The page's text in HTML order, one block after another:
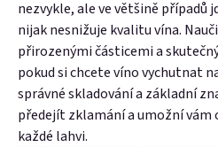
nezvykle, ale ve většině případů
nijak nesnižuje kvalitu vína.
přirozenými částicemi a
pokud si chcete víno vychutnat
správné skladování a základní
předejít zklamání a umožní vám
každé lahvi.